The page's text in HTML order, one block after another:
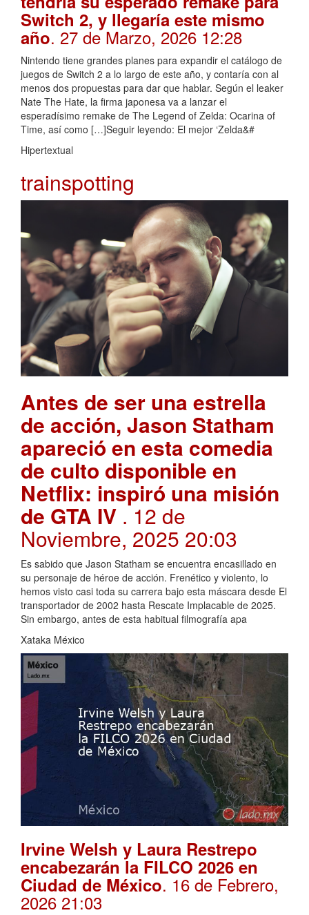
Switch 2, y llegaría este mismo
año. 27 de Marzo, 2026 12:28
Nintendo tiene grandes planes para expandir el catálogo de
juegos de Switch 2 a lo largo de este año, y contaría con al
menos dos propuestas para dar que hablar. Según el leaker
Nate The Hate, la firma japonesa va a lanzar el
esperadísimo remake de The Legend of Zelda: Ocarina of
Time, así como […]Seguir leyendo: El mejor ‘Zelda&#
Hipertextual
trainspotting
Antes de ser una estrella
de acción, Jason Statham
apareció en esta comedia
de culto disponible en
Netflix: inspiró una misión
de GTA IV . 12 de
Noviembre, 2025 20:03
Es sabido que Jason Statham se encuentra encasillado en
su personaje de héroe de acción. Frenético y violento, lo
hemos visto casi toda su carrera bajo esta máscara desde El
transportador de 2002 hasta Rescate Implacable de 2025.
Sin embargo, antes de esta habitual filmografía apa
Xataka México
Irvine Welsh y Laura Restrepo
encabezarán la FILCO 2026 en
Ciudad de México. 16 de Febrero,
2026 21:03